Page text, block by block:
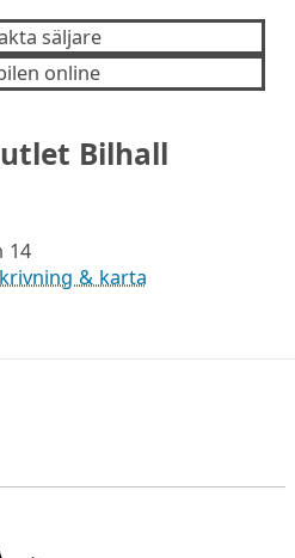
säljare
online
Bilhall
14
& karta